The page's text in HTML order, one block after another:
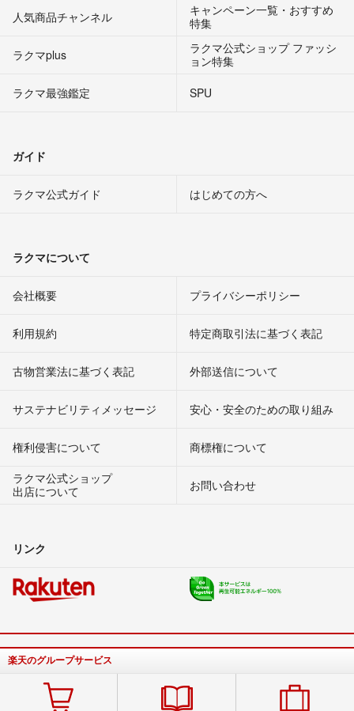
人気商品チャンネル
キャンペーン一覧・おすすめ
特集
ラクマplus
ラクマ公式ショップ ファッシ
ョン特集
ラクマ最強鑑定
SPU
ガイド
ラクマ公式ガイド はじめての方へ
ラクマについて
会社概要 プライバシーポリシー
利用規約 特定商取引法に基づく表記
古物営業法に基づく表記 外部送信について
サステナビリティメッセージ 安心・安全のための取り組み
権利侵害について
商標権について
ラクマ公式ショップ
出店について
お問い合わせ
リンク
楽天のグループサービス